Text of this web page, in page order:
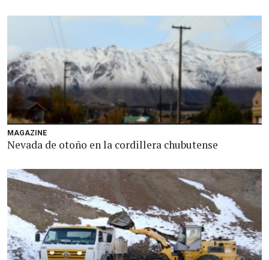
MAGAZINE
Nevada de otoño en la cordillera chubutense